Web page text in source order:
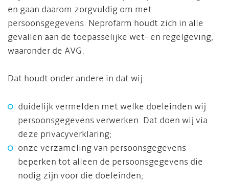
en gaan daarom zorgvuldig om met
persoonsgegevens. Neprofarm houdt zich in alle
gevallen aan de toepasselijke wet- en regelgeving,
waaronder de AVG.
Dat houdt onder andere in dat wij:
duidelijk vermelden met welke doeleinden wij
persoonsgegevens verwerken. Dat doen wij via
deze privacyverklaring;
onze verzameling van persoonsgegevens
beperken tot alleen de persoonsgegevens die
nodig zijn voor die doeleinden;